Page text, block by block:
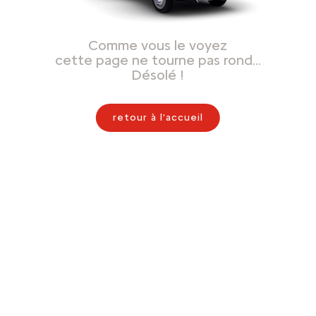
Comme vous le voyez
cette page ne tourne pas rond…
Désolé !
retour à l'accueil